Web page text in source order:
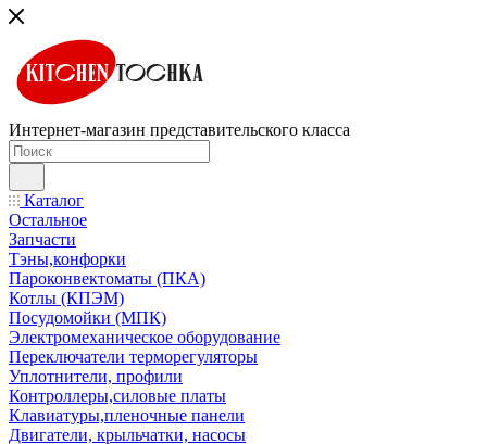
Интернет-магазин представительского класса
Каталог
Остальное
Запчасти
Тэны,конфорки
Пароконвектоматы (ПКА)
Котлы (КПЭМ)
Посудомойки (МПК)
Электромеханическое оборудование
Переключатели терморегуляторы
Уплотнители, профили
Контроллеры,силовые платы
Клавиатуры,пленочные панели
Двигатели, крыльчатки, насосы